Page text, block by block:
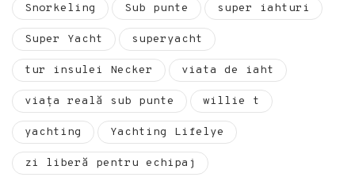
Snorkeling Sub punte super iahturi
Super Yacht superyacht
tur insulei Necker viata de iaht
viața reală sub punte willie t
yachting Yachting Lifelye
zi liberă pentru echipaj